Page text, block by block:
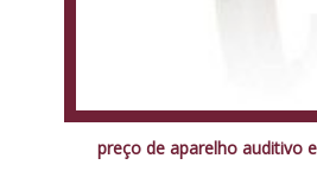
preço de aparelho auditivo